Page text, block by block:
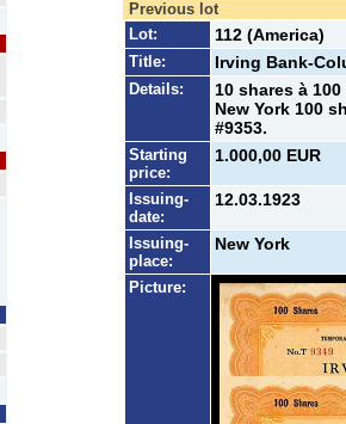
Previous lot
Lot:
112 (America)
Title: Irving Bank-
Details:
10 shares à
New York 100
#9353.
Starting
price:
1.000,00 EUR
Issuing-
date:
12.03.1923
Issuing-
place:
New York
Picture: